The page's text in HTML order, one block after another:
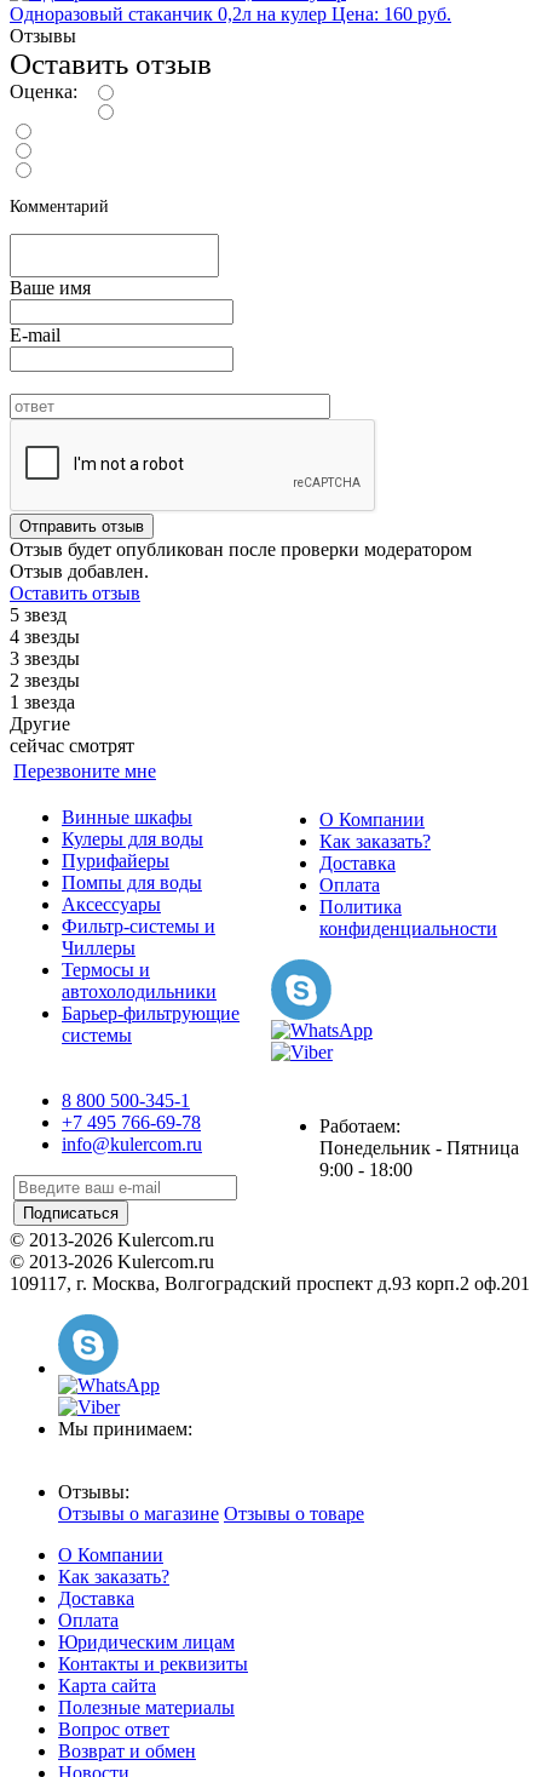
Одноразовый стаканчик 0,2л на кулер Цена: 160 руб.
Отзывы
Оставить отзыв
Оценка:
Комментарий
Ваше имя
E-mail
Отзыв будет опубликован после проверки модератором
Отзыв добавлен.
Оставить отзыв
5 звезд
4 звезды
3 звезды
2 звезды
1 звезда
Другие
сейчас смотрят
Перезвоните мне
Винные шкафы
Кулеры для воды
Пурифайеры
Помпы для воды
Аксессуары
Фильтр-системы и
Чиллеры
Термосы и
автохолодильники
Барьер-фильтрующие
системы
О Компании
Как заказать?
Доставка
Оплата
Политика
конфиденциальности
8 800 500-345-1
+7 495 766-69-78
info@kulercom.ru
Подписаться
Работаем:
Понедельник - Пятница
9:00 - 18:00
© 2013-2026 Kulercom.ru
© 2013-2026 Kulercom.ru
109117, г. Москва, Волгоградский проспект д.93 корп.2 оф.201
Мы принимаем:
Отзывы:
Отзывы о магазине Отзывы о товаре
О Компании
Как заказать?
Доставка
Оплата
Юридическим лицам
Контакты и реквизиты
Карта сайта
Полезные материалы
Вопрос ответ
Возврат и обмен
Новости